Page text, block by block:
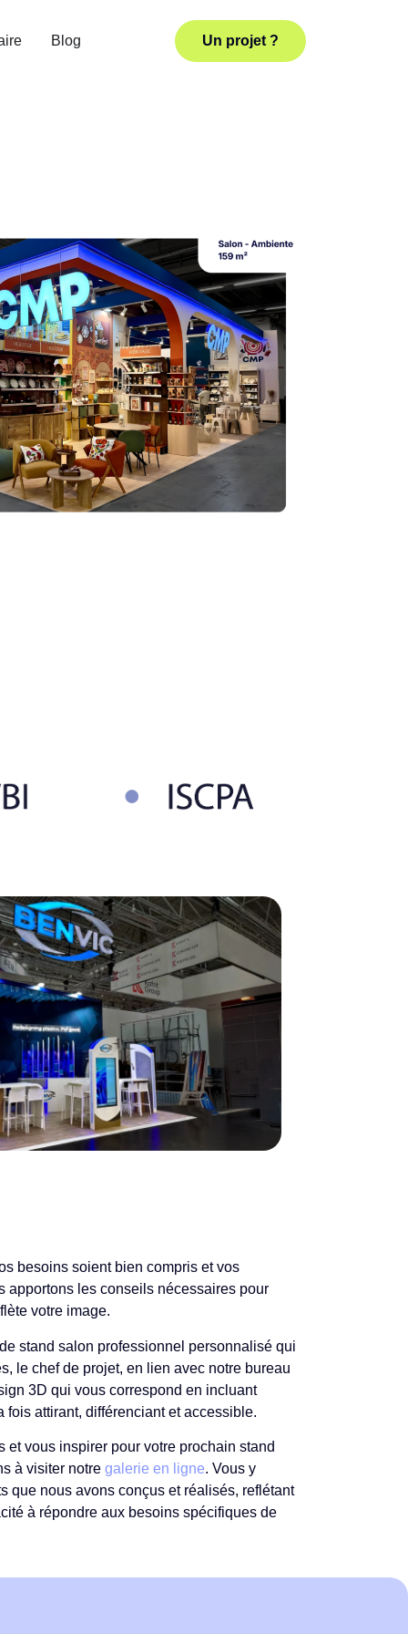
Blog Un projet ?
besoins soient bien compris et vos
apportons les conseils nécessaires pour
votre image.
stand salon professionnel personnalisé qui
le chef de projet, en lien avec notre bureau
3D qui vous correspond en incluant
fois attirant, différenciant et accessible.
et vous inspirer pour votre prochain stand
à visiter notre galerie en ligne. Vous y
que nous avons conçus et réalisés, reflétant
à répondre aux besoins spécifiques de